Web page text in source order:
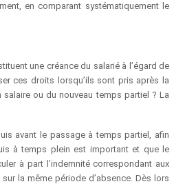
en comparant systématiquement le
une créance du salarié à l’égard de
ces droits lorsqu’ils sont pris après la
ou du nouveau temps partiel ? La
avant le passage à temps partiel, afin
à temps plein est important et que le
à part l’indemnité correspondant aux
la même période d’absence. Dès lors